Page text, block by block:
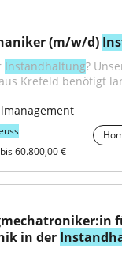
(m/w/d)
Instandhaltung?
Krefeld benötigt
60.800,00 €
in der